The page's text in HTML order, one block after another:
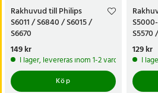
Rakhuvud till Philips
S6011 / S6840 / S6015 /
S6670
Pris:149 kr
149 kr
I lager, levereras inom 1-2 vardagar
Köp
S5570
/Pris:
129 kr
I